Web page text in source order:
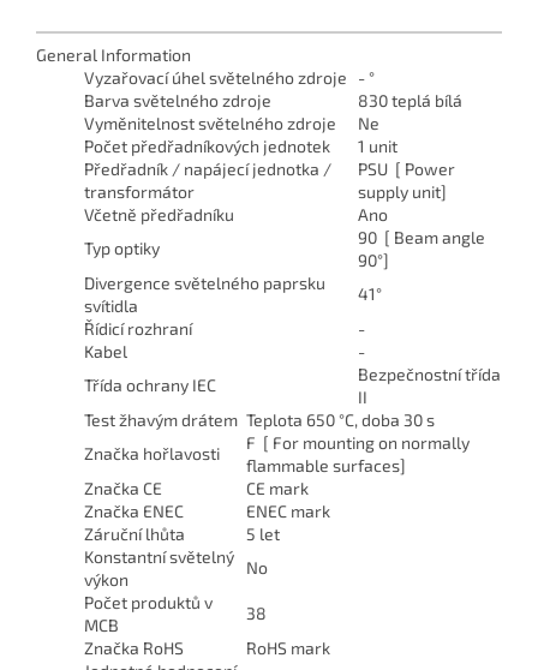
General Information
Vyzařovací úhel světelného zdroje
- °
Barva světelného zdroje
830 teplá bílá
Vyměnitelnost světelného zdroje
Ne
Počet předřadníkových jednotek
1 unit
Předřadník / napájecí jednotka /
transformátor
PSU [ Power
supply unit]
Včetně předřadníku
Ano
Typ optiky
90 [ Beam angle
90°]
Divergence světelného paprsku
svítidla
41°
Řídicí rozhraní
-
Kabel
-
Třída ochrany IEC
Bezpečnostní třída
II
Test žhavým drátem Teplota 650 °C, doba 30 s
Značka hořlavosti
F [ For mounting on normally
flammable surfaces]
Značka CE
CE mark
Značka ENEC
ENEC mark
Záruční lhůta
5 let
Konstantní světelný
výkon
No
Počet produktů v
MCB
38
Značka RoHS
RoHS mark